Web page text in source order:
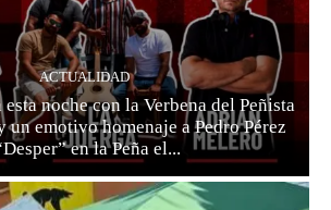
ACTUALIDAD
noche con la Verbena del Peñista
un emotivo homenaje a Pedro Pérez
en la Peña el...